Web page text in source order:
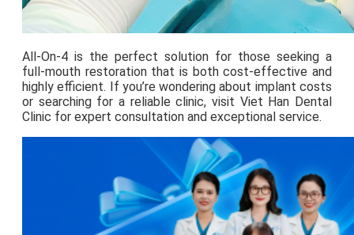
All-On-4 is the perfect solution for those seeking a
full-mouth restoration that is both cost-effective and
highly efficient. If you’re wondering about implant costs
or searching for a reliable clinic, visit Viet Han Dental
Clinic for expert consultation and exceptional service.